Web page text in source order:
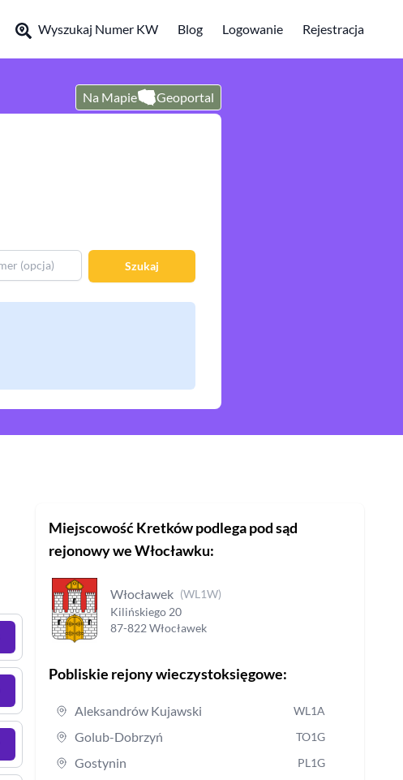
Wyszukaj Numer KW Blog Logowanie Rejestracja
Na Mapie Geoportal
Szukaj
MiejscowośćKretkówpodlega pod sąd
rejonowywe Włocławku:
Włocławek (WL1W)
Kilińskiego 20
87-822 Włocławek
Pobliskie rejony wieczystoksięgowe:
Aleksandrów Kujawski WL1A
Golub-Dobrzyń TO1G
Gostynin PL1G